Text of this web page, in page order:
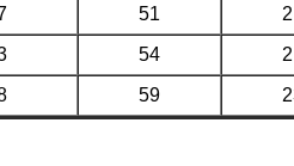
51
54
59